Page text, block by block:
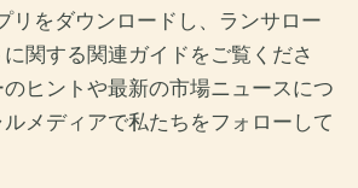
リをダウンロードし、ランサロー
関する関連ガイドをご覧くださ
ヒントや最新の市場ニュースにつ
メディアで私たちをフォローして